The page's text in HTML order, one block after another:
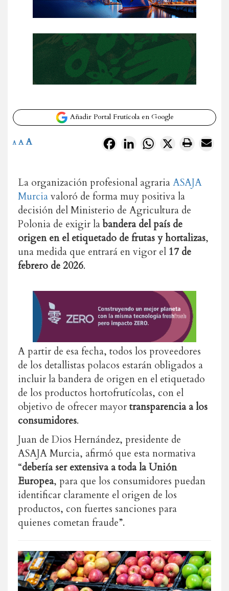
Añadir Portal Frutícola en Google
FacebookLinkedInWhatsApp
X
A A A
La organización profesional agrariaASAJA
Murciavaloró de forma muy positiva la
decisión del Ministerio de Agricultura de
Polonia de exigir labandera del país de
origen en el etiquetado de frutas y hortalizas,
una medida que entrará en vigor el 17 de
febrero de 2026.
A partir de esa fecha, todos los proveedores
de los detallistas polacos estarán obligados a
incluir la bandera de origen en el etiquetado
de los productos hortofrutícolas, con el
objetivo de ofrecer mayortransparencia a los
consumidores.
Juan de Dios Hernández, presidente de
ASAJA Murcia, afirmó que esta normativa
“debería ser extensiva a toda la Unión
Europea, para que los consumidores puedan
identificar claramente el origen de los
productos, con fuertes sanciones para
quienes cometan fraude”.